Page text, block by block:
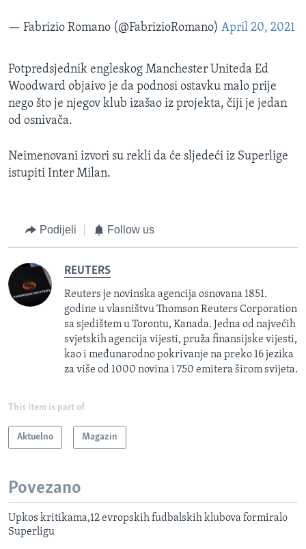
— Fabrizio Romano (@FabrizioRomano) April 20, 2021
Potpredsjednik engleskog Manchester Uniteda Ed
Woodward objaivo je da podnosi ostavku malo prije
nego što je njegov klub izašao iz projekta, čiji je jedan
od osnivača.
Neimenovani izvori su rekli da će sljedeći iz Superlige
istupiti Inter Milan.
Podijeli Follow us
REUTERS
Reuters je novinska agencija osnovana 1851.
godine u vlasništvu Thomson Reuters Corporation
sa sjedištem u Torontu, Kanada. Jedna od najvećih
svjetskih agencija vijesti, pruža finansijske vijesti,
kao i međunarodno pokrivanje na preko 16 jezika
za više od 1000 novina i 750 emitera širom svijeta.
This item is part of
Aktuelno Magazin
Povezano
Upkos kritikama,12 evropskih fudbalskih klubova formiralo
Superligu